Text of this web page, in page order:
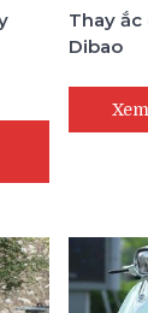
Thay
Dibao